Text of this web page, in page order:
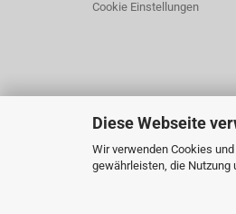
Diese Webseite
Wir verwenden Cookies
gewährleisten, die Nutzung
Cookie Einstellungen